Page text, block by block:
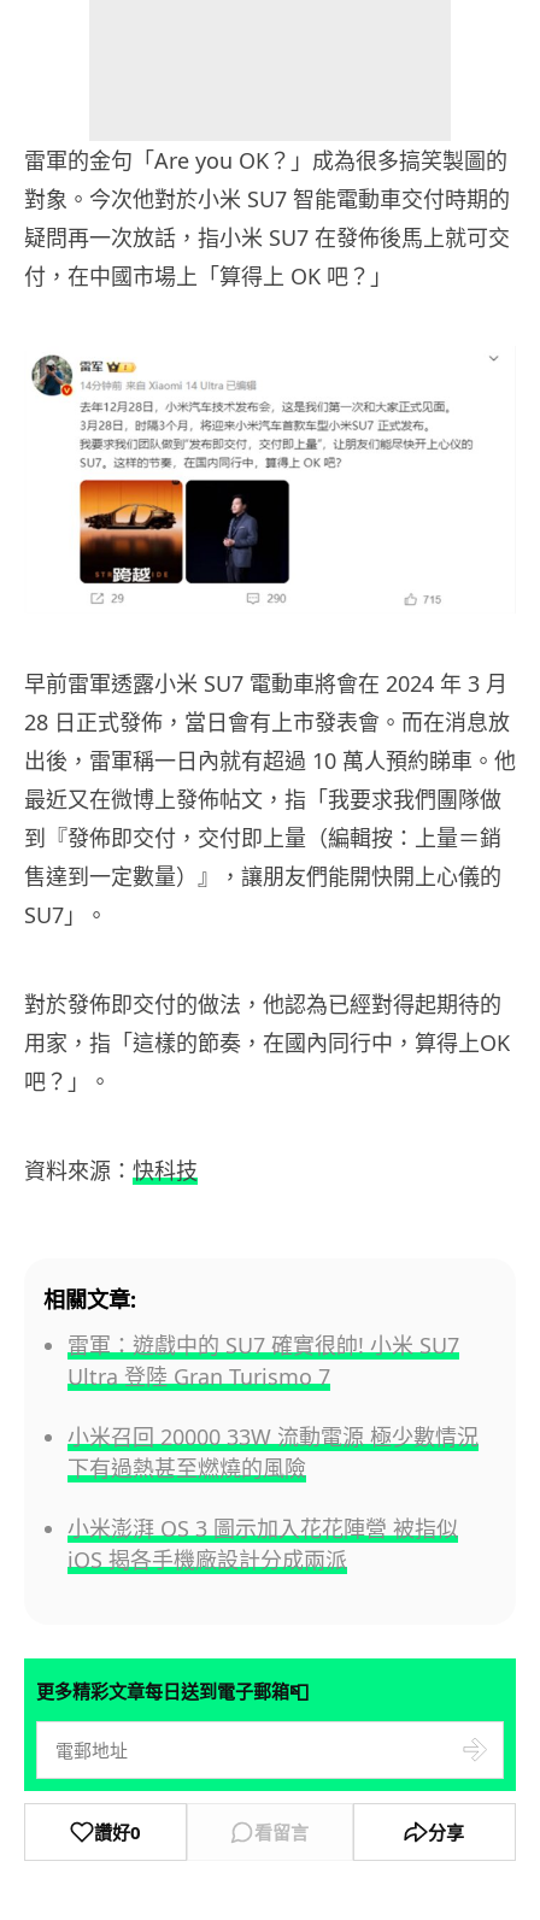
雷軍的金句「Are you OK？」成為很多搞笑製圖的
對象。今次他對於小米 SU7 智能電動車交付時期的
疑問再一次放話，指小米 SU7 在發佈後馬上就可交
付，在中國市場上「算得上 OK 吧？」
早前雷軍透露小米 SU7 電動車將會在 2024 年 3 月
28 日正式發佈，當日會有上市發表會。而在消息放
出後，雷軍稱一日內就有超過 10 萬人預約睇車。他
最近又在微博上發佈帖文，指「我要求我們團隊做
到『發佈即交付，交付即上量（編輯按：上量＝銷
售達到一定數量）』，讓朋友們能開快開上心儀的
SU7」。
對於發佈即交付的做法，他認為已經對得起期待的
用家，指「這樣的節奏，在國內同行中，算得上OK
吧？」。
資料來源： 快科技
相關文章:
雷軍：遊戲中的 SU7 確實很帥! 小米 SU7
Ultra 登陸 Gran Turismo 7
小米召回 20000 33W 流動電源 極少數情況
下有過熱甚至燃燒的風險
小米澎湃 OS 3 圖示加入花花陣營 被指似
iOS 揭各手機廠設計分成兩派
更多精彩文章每日送到電子郵箱📮
讚好0 看留言 分享